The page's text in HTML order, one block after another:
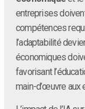
entreprises
compétences
l’adaptabilité
économiques
favorisant
main-d’œuvre aux